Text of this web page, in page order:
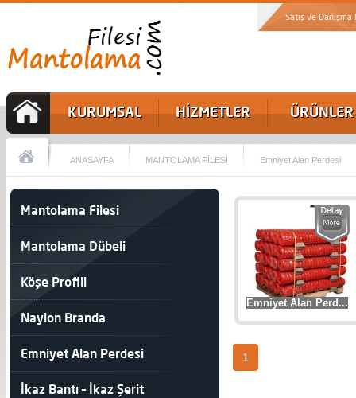
Satış ve
KURUMSAL HİZMETLER ÜRÜNLER
ANASAYFA MANTOLAMA FİLESİ Emniyet Alan Perdesi
Mantolama Filesi
Mantolama Dübeli
Köşe Profili
Naylon Branda
Emniyet Alan Perdesi
İkaz Bantı – İkaz Şerit
Emniyet Alan Perd...
1